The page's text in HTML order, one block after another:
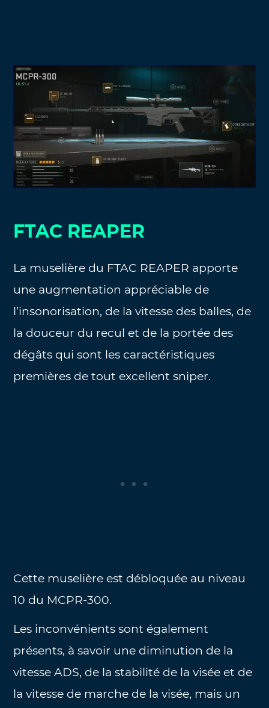
FTAC REAPER
La muselière du FTAC REAPER apporte
une augmentation appréciable de
l’insonorisation, de la vitesse des balles, de
la douceur du recul et de la portée des
dégâts qui sont les caractéristiques
premières de tout excellent sniper.
Cette muselière est débloquée au niveau
10 du MCPR-300.
Les inconvénients sont également
présents, à savoir une diminution de la
vitesse ADS, de la stabilité de la visée et de
la vitesse de marche de la visée, mais un